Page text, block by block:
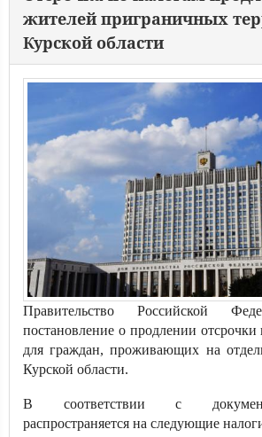
жителей приграничных
Курской области
Правительство Российской
постановление о продлении отсрочки
для граждан, проживающих на
Курской области.
В соответствии с
распространяется на следующие